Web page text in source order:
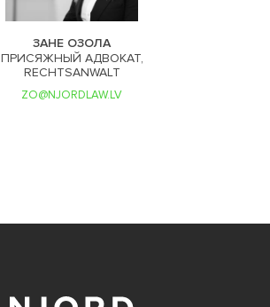
ЗАНЕ ОЗОЛА
ПРИСЯЖНЫЙ АДВОКАТ,
RECHTSANWALT
ZO@NJORDLAW.LV